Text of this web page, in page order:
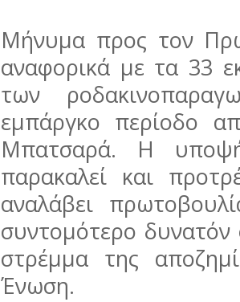
Μήνυμα προς τον
αναφορικά με τα 33
των
εμπάργκο περίοδο
Μπατσαρά. Η
παρακαλεί και
αναλάβει
συντομότερο
στρέμμα της
Ένωση.